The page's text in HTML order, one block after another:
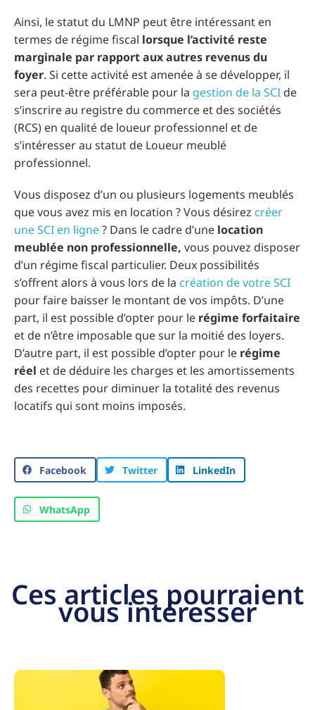
Ainsi, le statut du LMNP peut être intéressant en
termes de régime fiscal lorsque l’activité reste
marginale par rapport aux autres revenus du
foyer. Si cette activité est amenée à se développer, il
sera peut-être préférable pour la gestion de la SCI de
s’inscrire au registre du commerce et des sociétés
(RCS) en qualité de loueur professionnel et de
s’intéresser au statut de Loueur meublé
professionnel.
Vous disposez d’un ou plusieurs logements meublés
que vous avez mis en location ? Vous désirez créer
une SCI en ligne? Dans le cadre d’une location
meublée non professionnelle, vous pouvez disposer
d’un régime fiscal particulier. Deux possibilités
s’offrent alors à vous lors de la création de votre SCI
pour faire baisser le montant de vos impôts. D’une
part, il est possible d’opter pour le régime forfaitaire
et de n’être imposable que sur la moitié des loyers.
D’autre part, il est possible d’opter pour le régime
réel et de déduire les charges et les amortissements
des recettes pour diminuer la totalité des revenus
locatifs qui sont moins imposés.
Facebook Twitter LinkedIn
WhatsApp
Ces articles pourraient
vous intéresser